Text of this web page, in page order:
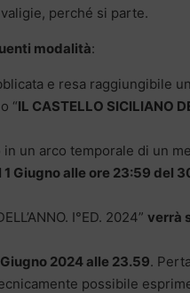
perché si parte.
modalità:
e resa raggiungibile
“IL CASTELLO SICILIANO
un arco temporale di un
Giugno alle ore 23:59 del
I°ED. 2024” verrà
2024 alle 23.59.
possibile